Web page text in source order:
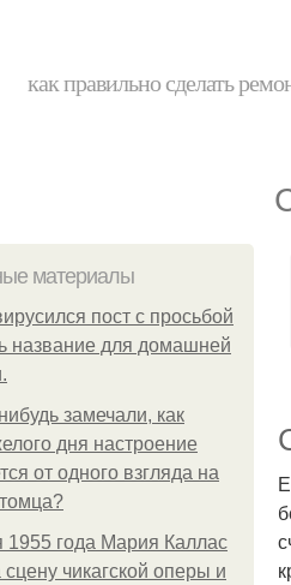
как правильно сделать
материалы
пост с просьбой
название для домашней
замечали, как
дня настроение
от одного взгляда на
1955 года Мария Каллас
чикагской оперы и